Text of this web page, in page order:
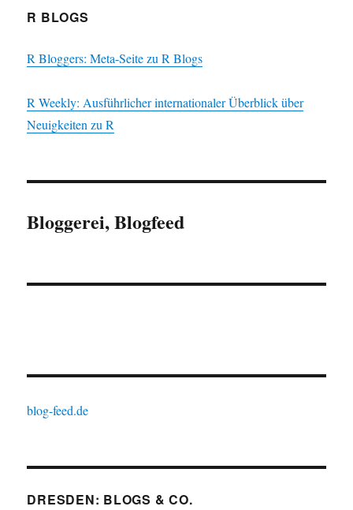
R BLOGS
R Bloggers: Meta-Seite zu R Blogs
R Weekly: Ausführlicher internationaler Überblick über
Neuigkeiten zu R
Bloggerei, Blogfeed
blog-feed.de
DRESDEN: BLOGS & CO.